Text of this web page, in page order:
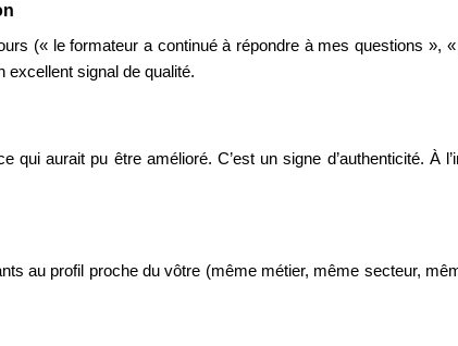
(« le formateur a continué à répondre à mes questions »,
excellent signal de qualité.
aurait pu être amélioré. C’est un signe d’authenticité. À
au profil proche du vôtre (même métier, même secteur,